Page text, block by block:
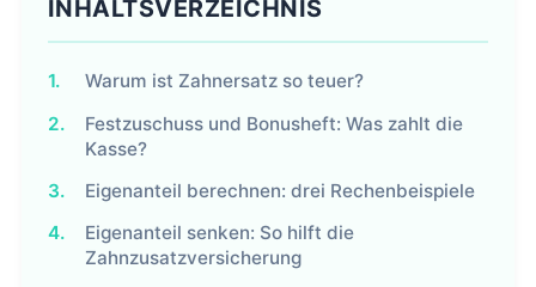
INHALTSVERZEICHNIS
1.
Warum ist Zahnersatz so teuer?
2.
Festzuschuss und Bonusheft: Was zahlt die
Kasse?
3.
Eigenanteil berechnen: drei Rechenbeispiele
4.
Eigenanteil senken: So hilft die
Zahnzusatzversicherung